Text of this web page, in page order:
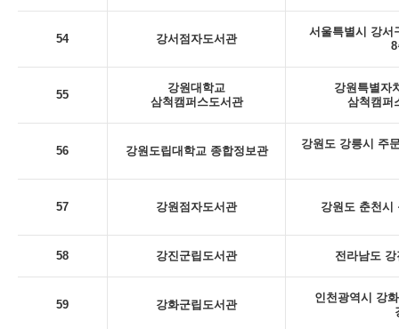
54 강서점자도서관
서울특별시 강서
55
강원대학교
삼척캠퍼스도서관
강원특별자
삼척캠퍼
56 강원도립대학교 종합정보관
강원도 강릉시 주
57 강원점자도서관 강원도 춘천시
58 강진군립도서관 전라남도
59 강화군립도서관
인천광역시 강